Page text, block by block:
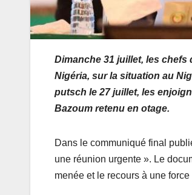
Dimanche 31 juillet, les chefs
Nigéria, sur la situation au
putsch le 27 juillet, les
Bazoum retenu en otage.
Dans le communiqué final
une réunion urgente ». Le
menée et le recours à une force